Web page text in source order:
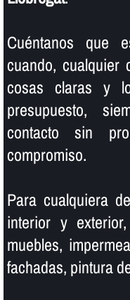
Cuéntanos que
cuando, cualquier
cosas claras y
presupuesto,
contacto sin
compromiso.
Para cualquiera
interior y
muebles,
fachadas, pintura